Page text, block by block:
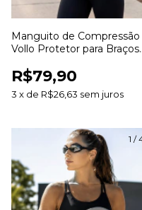
Manguito de Compressão
Vollo Protetor para Braços
Corrida Ciclismo e Treinos
R$79,90
3 x de R$26,63 sem juros
1 /